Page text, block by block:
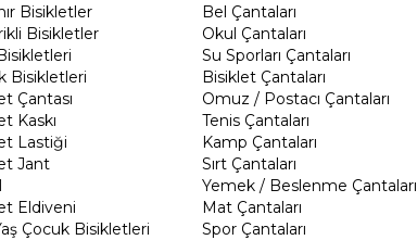
Bisikletler
Bisikletler
Bisikletleri
Çantası
Kaskı
Lastiği
Jant
Eldiveni
Çocuk Bisikletleri
Bel Çantaları
Okul Çantaları
Su Sporları Çantaları
Bisiklet Çantaları
Omuz / Postacı Çantaları
Tenis Çantaları
Kamp Çantaları
Sırt Çantaları
Yemek / Beslenme Çantaları
Mat Çantaları
Spor Çantaları